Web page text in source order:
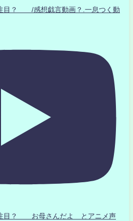
目？ /感想戯言動画？.一息つく動
注目？ お母さんだよ とアニメ声